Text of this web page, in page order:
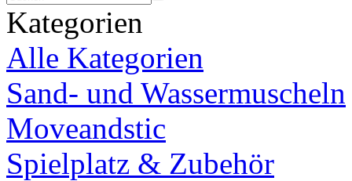
Kategorien
Alle Kategorien
Sand- und Wassermuscheln
Moveandstic
Spielplatz & Zubehör